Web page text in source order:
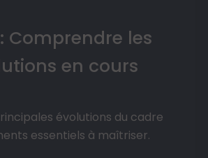
: Comprendre les
en cours
évolutions du cadre
essentiels à maîtriser.